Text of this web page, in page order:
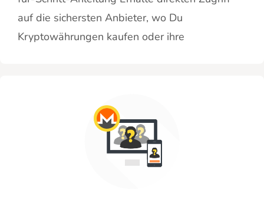
auf die sichersten Anbieter, wo Du
Kryptowährungen kaufen oder ihre